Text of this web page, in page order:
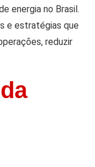
energia no Brasil.
e estratégias que
reduzir